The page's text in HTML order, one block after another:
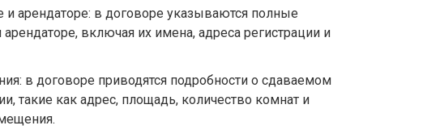
и арендаторе: в договоре указываются полные
включая их имена, адреса регистрации и
в договоре приводятся подробности о сдаваемом
такие как адрес, площадь, количество комнат и